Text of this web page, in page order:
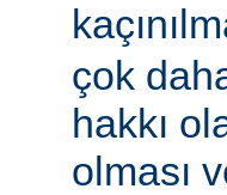
çok
hakkı
olması